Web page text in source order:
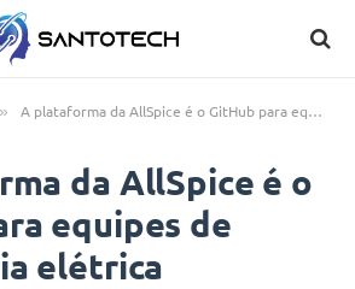
» A plataforma da AllSpice é o GitHub para equipes de engenharia elétrica
da AllSpice é o
equipes de
elétrica